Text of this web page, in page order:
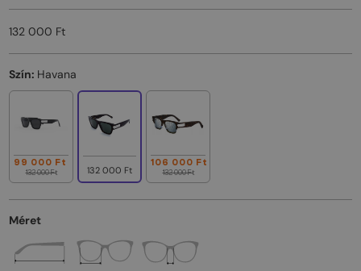
132 000 Ft
Szín: Havana
99 000 Ft
132 000 Ft 132 000 Ft
106 000 Ft
132 000 Ft
Méret